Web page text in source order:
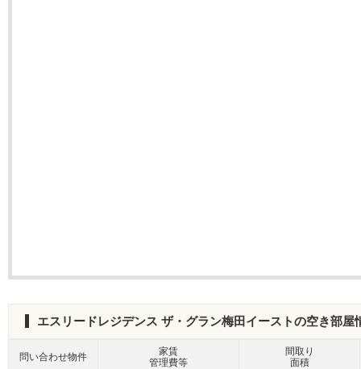
エスリードレジデンス ザ・グラン梅田イーストの空き部屋
問い合わせ物件
家賃
管理費等
間取り
面積